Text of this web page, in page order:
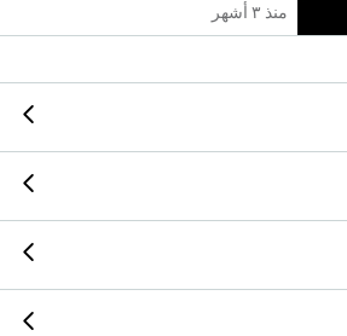
منذ ٣ أشهر